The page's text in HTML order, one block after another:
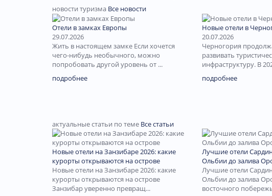
новости туризма Все новости
Отели в замках Европы
29.07.2026
Жить в настоящем замке Если хочется
чего-нибудь необычного, можно
попробовать другой уровень от ...
подробнее
Новые отели в
20.07.2026
Черногория
развивать
инфраструктуру. В
подробнее
актуальные статьи по теме Все статьи
Новые отели на Занзибаре 2026: какие
курорты открываются на острове
Новые отели на Занзибаре 2026: какие
курорты открываются на острове
Занзибар уверенно превращ...
Лучшие отели
Ольбии до залива
Лучшие отели
Ольбии до залива
восточного